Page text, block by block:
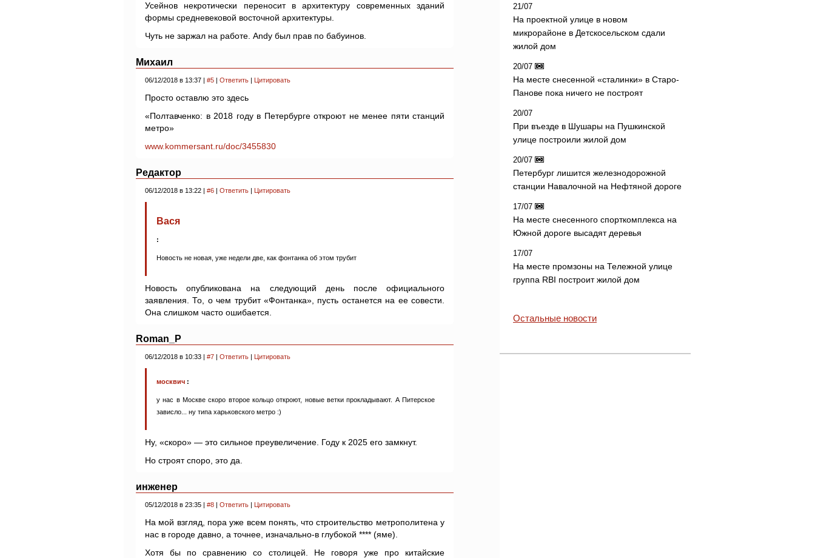
Усейнов некротически переносит в архитектуру современных зданий
формы средневековой восточной архитектуры.
Чуть не заржал на работе. Andy был прав по бабуинов.
Михаил
06/12/2018 в 13:37 | #5 | Ответить | Цитировать
Просто оставлю это здесь
«Полтавченко: в 2018 году в Петербурге откроют не менее пяти станций
метро»
www.kommersant.ru/doc/3455830
Редактор
06/12/2018 в 13:22 | #6 | Ответить | Цитировать
Вася
:
Новость не новая, уже недели две, как фонтанка об этом трубит
Новость опубликована на следующий день после официального
заявления. То, о чем трубит «Фонтанка», пусть останется на ее совести.
Она слишком часто ошибается.
Roman_P
06/12/2018 в 10:33 | #7 | Ответить | Цитировать
москвич :
у нас в Москве скоро второе кольцо откроют, новые ветки прокладывают. А Питерское
зависло... ну типа харьковского метро :)
Ну, «скоро» — это сильное преувеличение. Году к 2025 его замкнут.
Но строят споро, это да.
инженер
05/12/2018 в 23:35 | #8 | Ответить | Цитировать
На мой взгляд, пора уже всем понять, что строительство метрополитена у
нас в городе давно, а точнее, изначально-в глубокой **** (яме).
Хотя бы по сравнению со столицей. Не говоря уже про китайские
21/07
На проектной улице в новом
микрорайоне в Детскосельском сдали
жилой дом
20/07
На месте снесенной «сталинки» в Старо-
Панове пока ничего не построят
20/07
При въезде в Шушары на Пушкинской
улице построили жилой дом
20/07
Петербург лишится железнодорожной
станции Навалочной на Нефтяной дороге
17/07
На месте снесенного спорткомплекса на
Южной дороге высадят деревья
17/07
На месте промзоны на Тележной улице
группа RBI построит жилой дом
Остальные новости